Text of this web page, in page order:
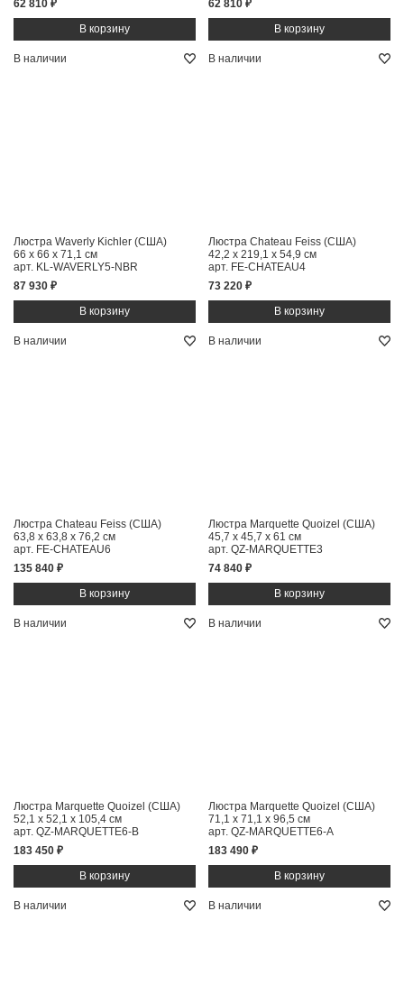
62 810 ₽ 62 810 ₽
В наличии
Люстра Waverly Kichler (США)
66 x 66 x 71,1 см
арт. KL-WAVERLY5-NBR
87 930 ₽
В наличии
Люстра Chateau Feiss (США)
42,2 x 219,1 x 54,9 см
арт. FE-CHATEAU4
73 220 ₽
В наличии
Люстра Chateau Feiss (США)
63,8 x 63,8 x 76,2 см
арт. FE-CHATEAU6
135 840 ₽
В наличии
Люстра Marquette Quoizel (США)
45,7 x 45,7 x 61 см
арт. QZ-MARQUETTE3
74 840 ₽
В наличии
Люстра Marquette Quoizel (США)
52,1 x 52,1 x 105,4 см
арт. QZ-MARQUETTE6-B
183 450 ₽
В наличии
Люстра Marquette Quoizel (США)
71,1 x 71,1 x 96,5 см
арт. QZ-MARQUETTE6-A
183 490 ₽
В наличии В наличии